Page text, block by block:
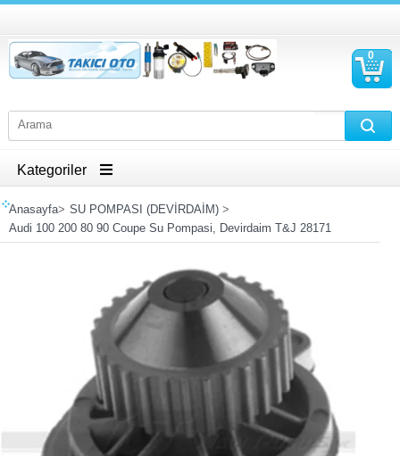
0
Kategoriler
Anasayfa> SU POMPASI (DEVİRDAİM) >
Audi 100 200 80 90 Coupe Su Pompasi, Devirdaim T&J 28171